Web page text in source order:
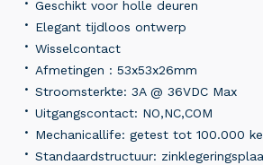
Geschikt voor holle deuren
Elegant tijdloos ontwerp
Wisselcontact
Afmetingen : 53x53x26mm
Stroomsterkte: 3A @ 36VDC Max
Uitgangscontact: NO,NC,COM
Mechanicallife: getest tot 100.000
Standaardstructuur: